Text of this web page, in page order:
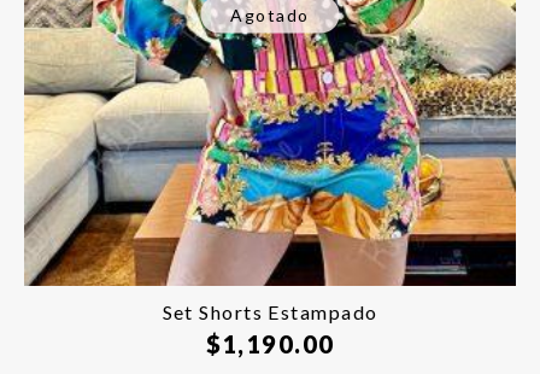
Agotado
Set Shorts Estampado
$1,190.00